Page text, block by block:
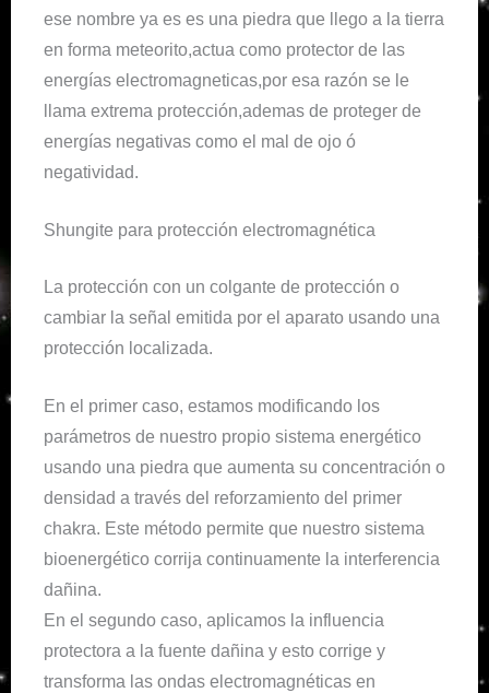
ese nombre ya es es una piedra que llego a la tierra
en forma meteorito,actua como protector de las
energías electromagneticas,por esa razón se le
llama extrema protección,ademas de proteger de
energías negativas como el mal de ojo ó
negatividad.
Shungite para protección electromagnética
La protección con un colgante de protección o
cambiar la señal emitida por el aparato usando una
protección localizada.
En el primer caso, estamos modificando los
parámetros de nuestro propio sistema energético
usando una piedra que aumenta su concentración o
densidad a través del reforzamiento del primer
chakra. Este método permite que nuestro sistema
bioenergético corrija continuamente la interferencia
dañina.
En el segundo caso, aplicamos la influencia
protectora a la fuente dañina y esto corrige y
transforma las ondas electromagnéticas en